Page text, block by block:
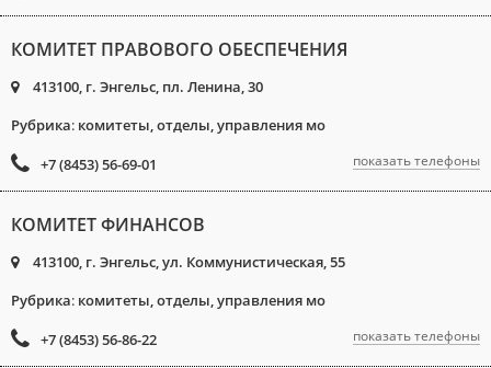
КОМИТЕТ ПРАВОВОГО ОБЕСПЕЧЕНИЯ
413100, г. Энгельс, пл. Ленина, 30
Рубрика: комитеты, отделы, управления мо
+7 (8453) 56-69-01
показать телефоны
КОМИТЕТ ФИНАНСОВ
413100, г. Энгельс, ул. Коммунистическая, 55
Рубрика: комитеты, отделы, управления мо
+7 (8453) 56-86-22
показать телефоны